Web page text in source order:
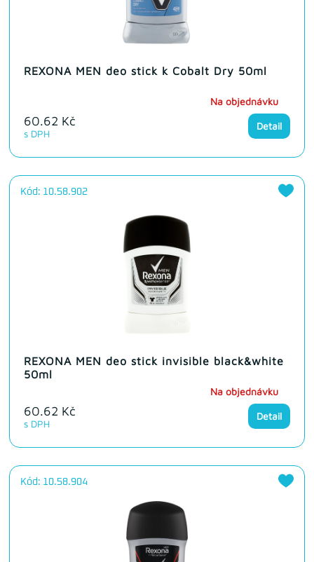
REXONA MEN deo stick k Cobalt Dry 50ml
60.62 Kč
s DPH
Na objednávku
Detail
Kód: 10.58.902
REXONA MEN deo stick invisible black&white
50ml
60.62 Kč
s DPH
Na objednávku
Detail
Kód: 10.58.904